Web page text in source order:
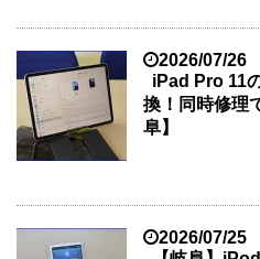
2026/07/26
iPad Pro 11
換！同時修理
阜】
2026/07/25